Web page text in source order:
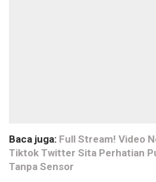
Baca juga: Full Stream! Video
Tiktok Twitter Sita Perhatian
Tanpa Sensor